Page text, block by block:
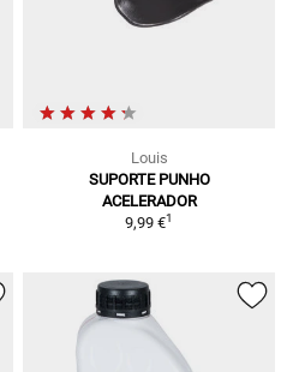
Louis
SUPORTE PUNHO
ACELERADOR
9,99 €1